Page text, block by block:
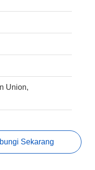
Union,
Sekarang